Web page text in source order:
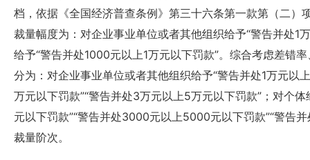
档，依据《全国经济普查条例》第三十六条第一款第（二）
裁量幅度为：对企业事业单位或者其他组织给予“警告并处1
给予“警告并处1000元以上1万元以下罚款”。综合考虑差错
分为：对企业事业单位或者其他组织给予“警告并处1万元以
万元以下罚款”“警告并处3万元以上5万元以下罚款”；对个
元以下罚款”“警告并处3000元以上5000元以下罚款”“警告
裁量阶次。